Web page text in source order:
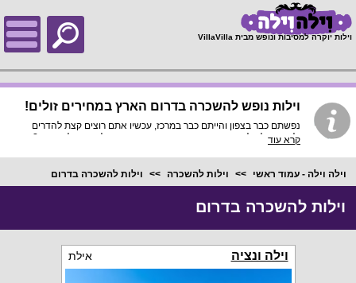
וילות יוקרה למסיבות ונופש מבית VillaVilla
וילות נופש להשכרה בדרום הארץ במחירים זולים!
נפשתם כבר בצפון והייתם כבר במרכז, עכשיו אתם רוצים קצת להדרים
ולמצוא וילה להשכרה בדרום עם בריכה פרטית שכולה רק שלכם, נכון?
זוגות רומנטיים, נופש קבוצות ונופש חברים או נוער, חפשו את הוילה
המתאימה לפי כמות החדרים ולפי הפרמטרים המתאימים ותהנו מחופשה
מיוחדת, מתאים גם לדתיים!
קרא עוד
וילה וילה - עמוד ראשי וילות להשכרה וילות להשכרה בדרום
וילות להשכרה בדרום
וילה ונציה אילת